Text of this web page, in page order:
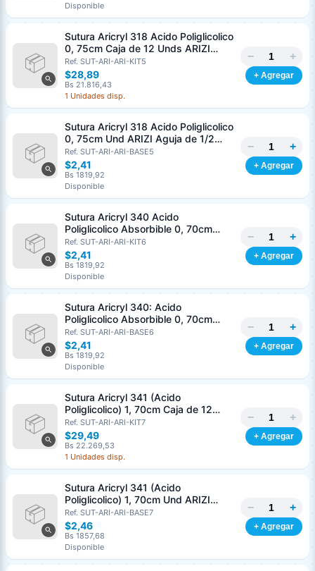
Disponible
Sutura Aricryl 318 Acido Poliglicolico
0, 75cm Caja de 12 Unds ARIZI
Aguja de 1/2 Punta Cónica 26mm
Ref. SUT-ARI-ARI-KIT5
$28,89
Bs 21.816,43
1 Unidades disp.
− +
+ Agregar
Sutura Aricryl 318 Acido Poliglicolico
0, 75cm Und ARIZI Aguja de 1/2
Punta Cónica 26mm
Ref. SUT-ARI-ARI-BASE5
$2,41
Bs 1819,92
Disponible
− +
+ Agregar
Sutura Aricryl 340 Acido
Poliglicolico Absorbible 0, 70cm
Caja de 12 Unds ARIZI Aguja de 1/2
Punta Cónica 36mm
Ref. SUT-ARI-ARI-KIT6
$2,41
Bs 1819,92
Disponible
− +
+ Agregar
Sutura Aricryl 340: Acido
Poliglicolico Absorbible 0, 70cm
Und ARIZI Aguja de 1/2 Punta
Cónica 36mm
Ref. SUT-ARI-ARI-BASE6
$2,41
Bs 1819,92
Disponible
− +
+ Agregar
Sutura Aricryl 341 (Acido
Poliglicolico) 1, 70cm Caja de 12
Unds ARIZI Aguja de 1/2 Circulo
Punta Conica 36mm
Ref. SUT-ARI-ARI-KIT7
$29,49
Bs 22.269,53
1 Unidades disp.
− +
+ Agregar
Sutura Aricryl 341 (Acido
Poliglicolico) 1, 70cm Und ARIZI
Aguja de 1/2 Circulo Punta Conica
36mm
Ref. SUT-ARI-ARI-BASE7
$2,46
Bs 1857,68
Disponible
− +
+ Agregar
Generar cotización
Completá los datos para emitir el PDF
Nombre o razón social
Cédula o RIF*
Teléfono (opcional)
Email (opcional)
Cancelar
Clave